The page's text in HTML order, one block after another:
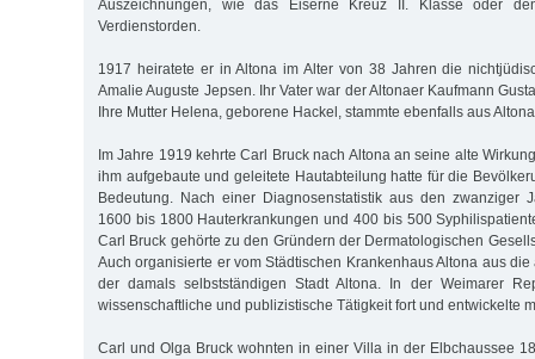
Auszeichnungen, wie das Eiserne Kreuz II. Klasse oder
Verdienstorden.
1917 heiratete er in Altona im Alter von 38 Jahren die
Amalie Auguste Jepsen. Ihr Vater war der Altonaer Kaufmann
Ihre Mutter Helena, geborene Hackel, stammte ebenfalls aus
Im Jahre 1919 kehrte Carl Bruck nach Altona an seine alte
ihm aufgebaute und geleitete Hautabteilung hatte für die
Bedeutung. Nach einer Diagnosenstatistik aus den zwanziger
1600 bis 1800 Hauterkrankungen und 400 bis 500
Carl Bruck gehörte zu den Gründern der Dermatologischen
Auch organisierte er vom Städtischen Krankenhaus Altona aus
der damals selbstständigen Stadt Altona. In der Weimarer
wissenschaftliche und publizistische Tätigkeit fort und entwickelte
Carl und Olga Bruck wohnten in einer Villa in der Elbchaussee